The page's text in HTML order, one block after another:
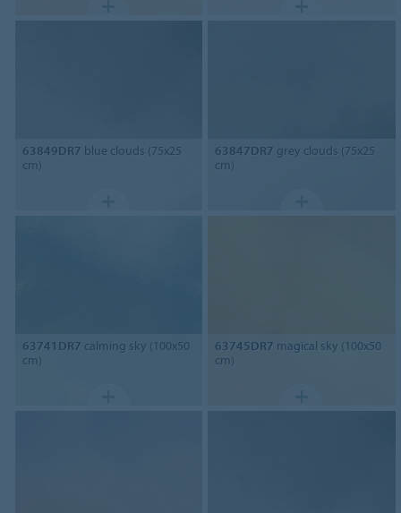
63849DR7 blue clouds (75x25
cm)
63847DR7 grey clouds (75x25
cm)
63741DR7 calming sky (100x50
cm)
63745DR7 magical sky (100x50
cm)